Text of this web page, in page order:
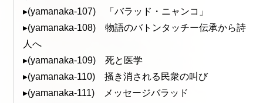
▸(yamanaka-107) 「バラッド・ニャンコ」
▸(yamanaka-108) 物語のバトンタッチー伝承から詩
人へ
▸(yamanaka-109) 死と医学
▸(yamanaka-110) 掻き消される民衆の叫び
▸(yamanaka-111) メッセージバラッド